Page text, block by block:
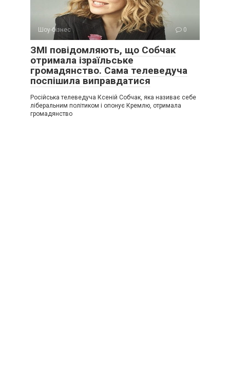
Шоу-бізнес 0
ЗМІ повідомляють, що Собчак
отримала ізраїльське
громадянство. Сама телеведуча
поспішила виправдатися
Російська телеведуча Ксеній Собчак, яка називає себе
ліберальним політиком і опонує Кремлю, отримала
громадянство